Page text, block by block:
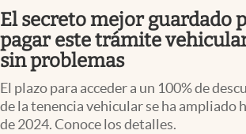
Pc y celular
Vida y estilo
Tv
Clima
El secreto mejor guardado
pagar este trámite
sin problemas
El plazo para acceder a un 100% de
de la tenencia vehicular se ha ampliado
de 2024. Conoce los detalles.